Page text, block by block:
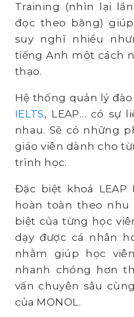
Training (nhìn lại
đọc theo băng)
suy nghĩ nhiều
tiếng Anh một cách
thạo.
Hệ thống quản lý
IELTS, LEAP… có sự
nhau. Sẽ có những
giáo viên dành cho
trình học.
Đặc biệt khoá LEAP
hoàn toàn theo nhu
biệt của từng học
dạy được cá nhân
nhằm giúp học
nhanh chóng hơn
vấn chuyên sâu
của MONOL.